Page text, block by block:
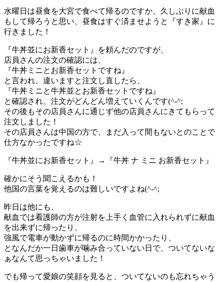
水曜日は昼食を大宮で食べて帰るのですか、久しぶりに献血
もして帰ろうと思い、昼食はすぐ済ませようと『すき家』に
行きました！
『牛丼並にお新香セット』を頼んだのですが、
店員さんの注文の確認には、
『牛丼ミニとお新香セットですね』
と言われ、違いますと注文し直したら、
『牛丼ミニと牛丼並とお新香セットですね』
と確認され、注文がどんどん増えていくんです(^-^;
その後もその店員さんに通じず他の店員さんにきてもらって
注文しました！
その店員さんは中国の方で、まだ入って間もないとのことで
仕方なかったですね☆
『牛丼並にお新香セット』→『牛丼 ナ ミニ お新香セット』
確かにそう聞こえるかも！
他国の言葉を覚えるのは難しいですよね(^-^;
昨日は他にも、
献血では看護師の方が注射を上手く血管に入れられずに献血
を出来ずに帰ったり、
強風で電車が動かずに帰るのに時間かかったり、
となんだか一日歯車が噛み合っていない日で、ついてないな
ぁなんて思っちゃいました！
でも帰って愛娘の笑顔を見ると、ついてないのも忘れちゃう